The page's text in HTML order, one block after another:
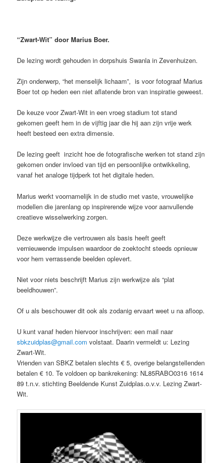
“Zwart-Wit” door Marius Boer.
De lezing wordt gehouden in dorpshuis Swanla in Zevenhuizen.
Zijn onderwerp, “het menselijk lichaam”, is voor fotograaf Marius
Boer tot op heden een niet aflatende bron van inspiratie geweest.
De keuze voor Zwart-Wit in een vroeg stadium tot stand
gekomen geeft hem in de vijftig jaar die hij aan zijn vrije werk
heeft besteed een extra dimensie.
De lezing geeft inzicht hoe de fotografische werken tot stand zijn
gekomen onder invloed van tijd en persoonlijke ontwikkeling,
vanaf het analoge tijdperk tot het digitale heden.
Marius werkt voornamelijk in de studio met vaste, vrouwelijke
modellen die jarenlang op inspirerende wijze voor aanvullende
creatieve wisselwerking zorgen.
Deze werkwijze die vertrouwen als basis heeft geeft
vernieuwende impulsen waardoor de zoektocht steeds opnieuw
voor hem verrassende beelden oplevert.
Niet voor niets beschrijft Marius zijn werkwijze als “plat
beeldhouwen”.
Of u als beschouwer dit ook als zodanig ervaart weet u na afloop.
U kunt vanaf heden hiervoor inschrijven: een mail naar
sbkzuidplas@gmail.com volstaat. Daarin vermeldt u: Lezing
Zwart-Wit.
Vrienden van SBKZ betalen slechts € 5, overige belangstellenden
betalen € 10. Te voldoen op bankrekening: NL85RABO0316 1614
89 t.n.v. stichting Beeldende Kunst Zuidplas.o.v.v. Lezing Zwart-
Wit.